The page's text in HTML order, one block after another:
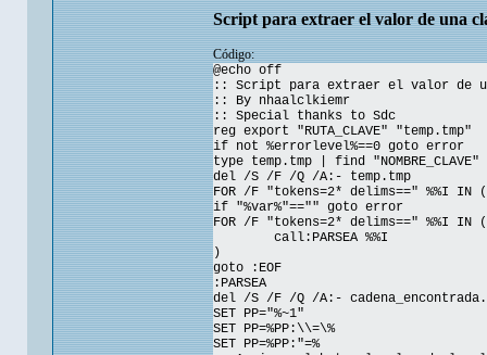
Script para extraer el valor de una
Código:
@echo off
:: Script para extraer el valor de
:: By nhaalclkiemr
:: Special thanks to Sdc
reg export "RUTA_CLAVE" "temp.tmp"
if not %errorlevel%==0 goto error
type temp.tmp | find
del /S /F /Q /A:- temp.tmp
FOR /F "tokens=2* delims==" %%I IN
if "%var%"=="" goto error
FOR /F "tokens=2* delims==" %%I IN
call:PARSEA %%I
)
goto :EOF
:PARSEA
del /S /F /Q /A:-
SET PP="%~1"
SET PP=%PP:\\=\%
SET PP=%PP:"=%